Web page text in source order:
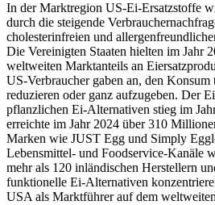
In der Marktregion US-Ei-Ersatzstoffe
durch die steigende
cholesterinfreien und
Die Vereinigten Staaten hielten im Jahr
weltweiten Marktanteils an
US-Verbraucher gaben an, den Konsum
reduzieren oder ganz aufzugeben. Der
pflanzlichen Ei-Alternativen stieg im
erreichte im Jahr 2024 über 310
Marken wie JUST Egg und Simply
Lebensmittel- und Foodservice-Kanäle
mehr als 120 inländischen Herstellern
funktionelle Ei-Alternativen
USA als Marktführer auf dem